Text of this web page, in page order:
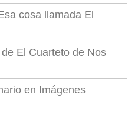
cosa llamada El
El Cuarteto de Nos
en Imágenes